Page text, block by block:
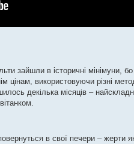
зайшли в історичні мінімуни, бо
цінам, використовуючи різні
декілька місяців –
в свої печери – жерти